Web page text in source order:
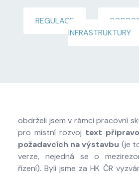
REGULACE
INFRASTRUKTURY
obdrželi jsem v rámci pracovní
pro místní rozvoj text
požadavcích na výstavbu (je
verze, nejedná se o
řízení). Byli jsme za HK ČR